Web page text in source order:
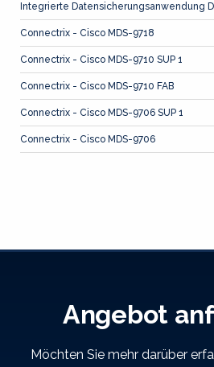
Integrierte Datensicherungsanwendung
Connectrix - Cisco MDS-9718
Connectrix - Cisco MDS-9710 SUP 1
Connectrix - Cisco MDS-9710 FAB
Connectrix - Cisco MDS-9706 SUP 1
Connectrix - Cisco MDS-9706
Angebot
Möchten Sie mehr darüber